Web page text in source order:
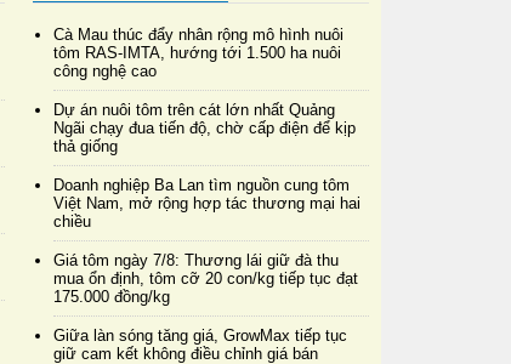
Cà Mau thúc đẩy nhân rộng mô hình nuôi
tôm RAS-IMTA, hướng tới 1.500 ha nuôi
công nghệ cao
Dự án nuôi tôm trên cát lớn nhất Quảng
Ngãi chạy đua tiến độ, chờ cấp điện để kịp
thả giống
Doanh nghiệp Ba Lan tìm nguồn cung tôm
Việt Nam, mở rộng hợp tác thương mại hai
chiều
Giá tôm ngày 7/8: Thương lái giữ đà thu
mua ổn định, tôm cỡ 20 con/kg tiếp tục đạt
175.000 đồng/kg
Giữa làn sóng tăng giá, GrowMax tiếp tục
giữ cam kết không điều chỉnh giá bán